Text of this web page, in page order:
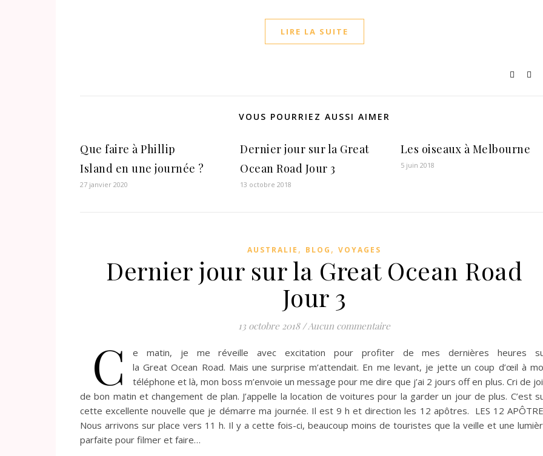
LIRE LA SUITE
VOUS POURRIEZ AUSSI AIMER
Que faire à Phillip
Island en une journée ?
27 janvier 2020
Dernier jour sur la Great
Ocean Road Jour 3
13 octobre 2018
Les oiseaux à Melbourne
5 juin 2018
AUSTRALIE , BLOG , VOYAGES
Dernier jour sur la Great Ocean Road
Jour 3
13 octobre 2018 /Aucun commentaire
C
e matin, je me réveille avec excitation pour profiter de mes dernières heures
la Great Ocean Road. Mais une surprise m’attendait. En me levant, je jette un coup d’œil à
téléphone et là, mon boss m’envoie un message pour me dire que j’ai 2 jours off en plus. Cri de
de bon matin et changement de plan. J’appelle la location de voitures pour la garder un jour de plus. C’est
cette excellente nouvelle que je démarre ma journée. Il est 9 h et direction les 12 apôtres. LES 12
Nous arrivons sur place vers 11 h. Il y a cette fois-ci, beaucoup moins de touristes que la veille et une
parfaite pour filmer et faire…